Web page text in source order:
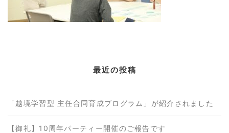
最近の投稿
「越境学習型 主任合同育成プログラム」が紹介されました
【御礼】10周年パーティー開催のご報告です